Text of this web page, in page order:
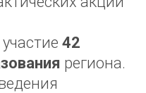
42
региона.